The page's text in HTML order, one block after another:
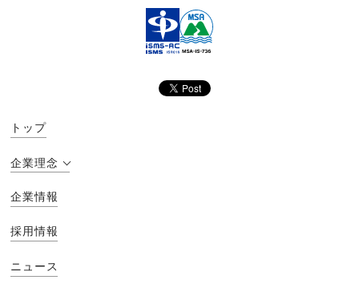
トップ
企業理念
企業情報
採用情報
ニュース